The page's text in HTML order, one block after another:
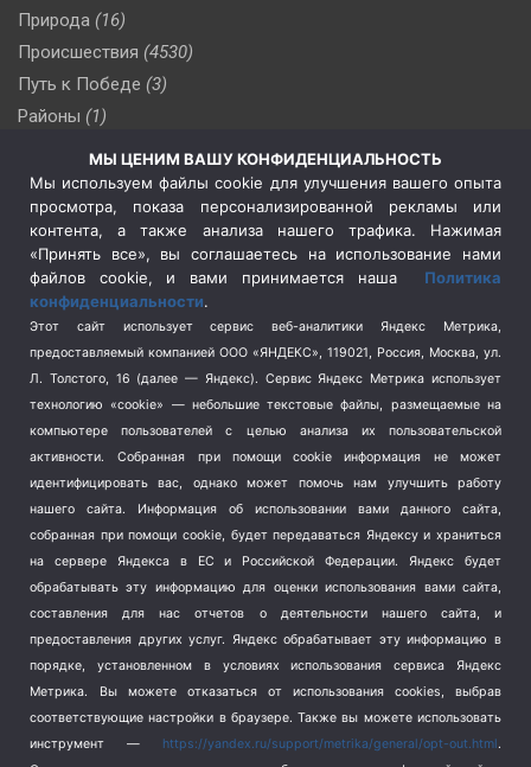
Природа (16)
Происшествия (4530)
Путь к Победе (3)
Районы (1)
Сельское хозяйство (3)
Социальная политика
(3)
Спецоперация в Украине
Спецоперация на Украине
(404)
Спорт (740)
Терроризм (1)
Транспорт (262)
Туризм (178)
Флот (76)
Школа и спорт (2)
Экология (8)
Экономика (1172)
МЫ ЦЕНИМ ВАШУ КОНФИДЕНЦИАЛЬНОСТЬ
Мы используем файлы cookie для улучшения вашего опыта
просмотра, показа персонализированной рекламы или
контента, а также анализа нашего трафика. Нажимая
«Принять все», вы соглашаетесь на использование нами
файлов cookie, и вами принимается наша Политика
конфиденциальности.
Этот сайт использует сервис веб-аналитики Яндекс Метрика,
предоставляемый компанией ООО «ЯНДЕКС», 119021, Россия, Москва, ул.
Л. Толстого, 16 (далее — Яндекс). Сервис Яндекс Метрика использует
технологию «cookie» — небольшие текстовые файлы, размещаемые на
компьютере пользователей с целью анализа их пользовательской
активности.
Собранная при помощи cookie информация не может
идентифицировать вас, однако может помочь нам улучшить работу
нашего сайта. Информация об использовании вами данного сайта,
собранная при помощи cookie, будет передаваться Яндексу и храниться
на сервере Яндекса в ЕС и Российской Федерации. Яндекс будет
обрабатывать эту информацию для оценки использования вами сайта,
составления для нас отчетов о деятельности нашего сайта, и
предоставления других услуг. Яндекс обрабатывает эту информацию в
порядке, установленном в условиях использования сервиса Яндекс
Метрика.
Вы можете отказаться от использования cookies, выбрав
соответствующие настройки в браузере. Также вы можете использовать
инструмент — https://yandex.ru/support/metrika/general/opt-out.html.